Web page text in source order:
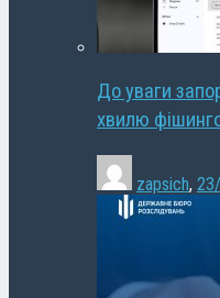
До уваги
хвилю
zapsich,